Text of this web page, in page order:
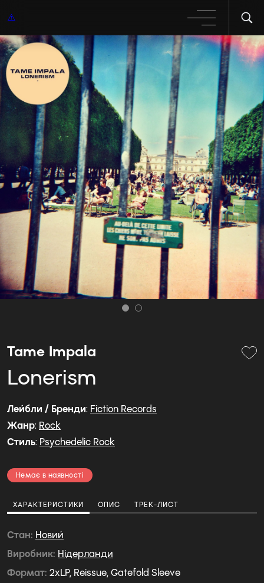
Tame Impala
Lonerism
Лейбли / Бренди: Fiction Records
Жанр: Rock
Стиль: Psychedelic Rock
Немає в наявності
ХАРАКТЕРИСТИКИ ОПИС ТРЕК-ЛИСТ
Стан Новий
Виробник Нідерланди
Формат 2xLP, Reissue, Gatefold Sleeve